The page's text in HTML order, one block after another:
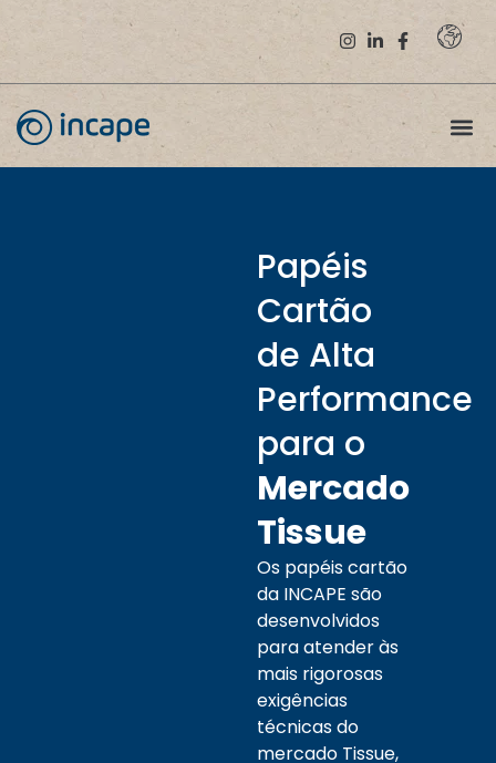
Papéis
Cartão
de Alta
Performance
para o
Mercado
Tissue
Os papéis cartão
da INCAPE são
desenvolvidos
para atender às
mais rigorosas
exigências
técnicas do
mercado Tissue,